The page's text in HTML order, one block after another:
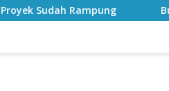
Bulan Kemerdekaan,